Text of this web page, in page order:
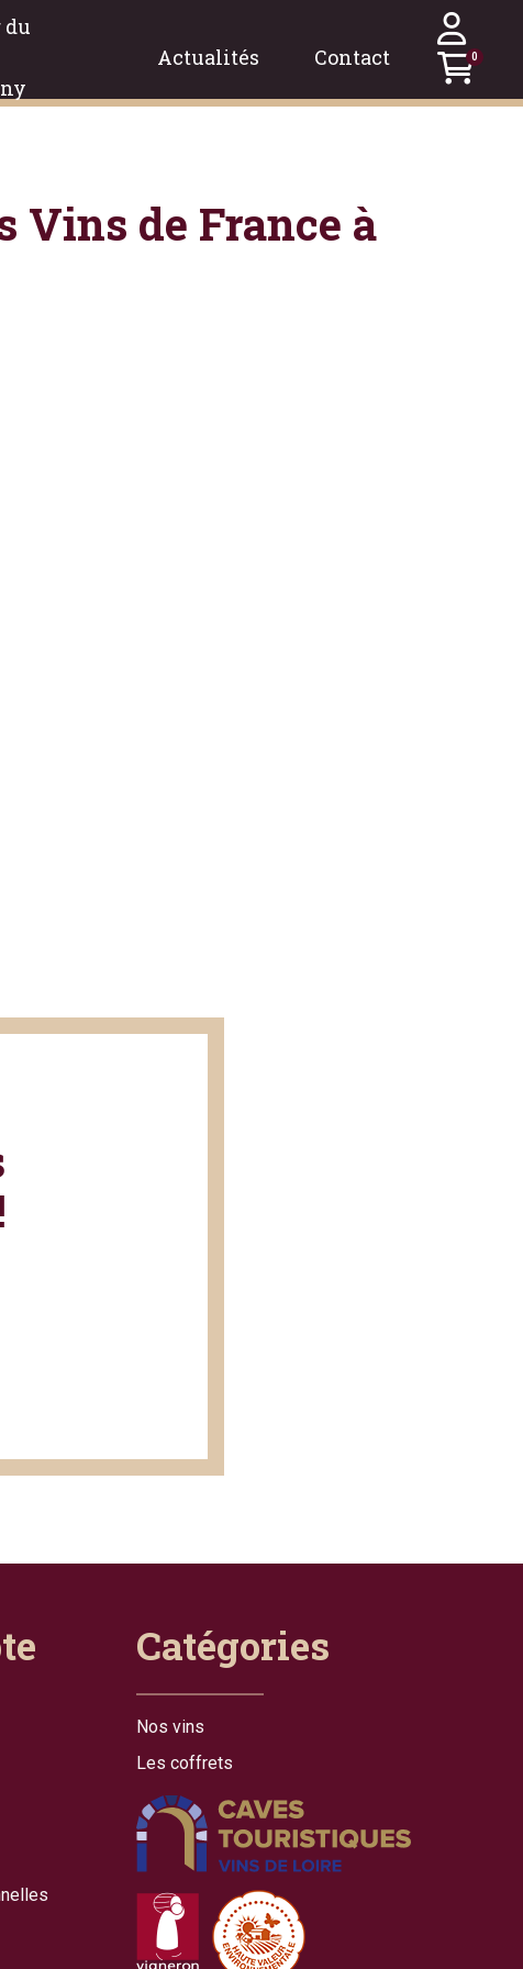
du
Actualités Contact 0
Vins de France à
Catégories
Nos vins
Les coffrets